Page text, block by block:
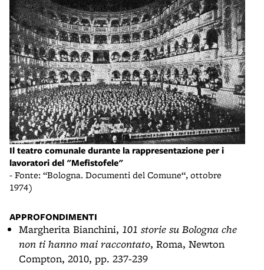
Il teatro comunale durante la rappresentazione per i
lavoratori del "Mefistofele"
- Fonte: “Bologna. Documenti del Comune“, ottobre
1974)
APPROFONDIMENTI
Margherita Bianchini, 101 storie su Bologna che
non ti hanno mai raccontato, Roma, Newton
Compton, 2010, pp. 237-239